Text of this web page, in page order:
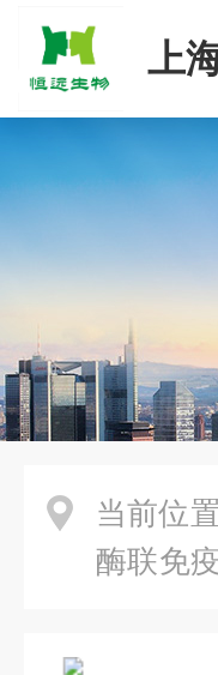
上
当前位置
酶联免